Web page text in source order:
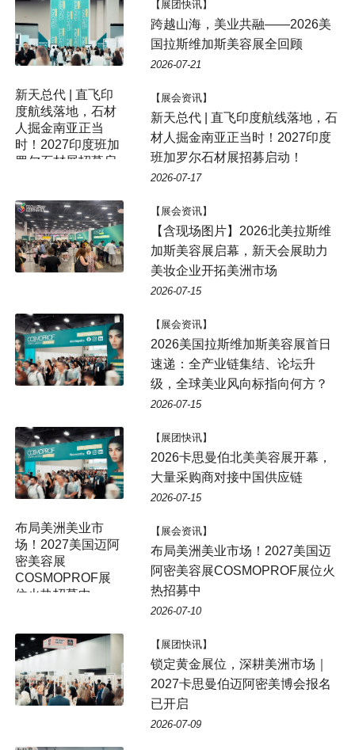
【展团快讯】
跨越山海，美业共融——2026美
国拉斯维加斯美容展全回顾
2026-07-21
新天总代 | 直飞印
度航线落地，石材
人掘金南亚正当
时！2027印度班加
罗尔石材展招募启
【展会资讯】
新天总代 | 直飞印度航线落地，石
材人掘金南亚正当时！2027印度
班加罗尔石材展招募启动！
2026-07-17
【展会资讯】
【含现场图片】2026北美拉斯维
加斯美容展启幕，新天会展助力
美妆企业开拓美洲市场
2026-07-15
【展会资讯】
2026美国拉斯维加斯美容展首日
速递：全产业链集结、论坛升
级，全球美业风向标指向何方？
2026-07-15
【展团快讯】
2026卡思曼伯北美美容展开幕，
大量采购商对接中国供应链
2026-07-15
布局美洲美业市
场！2027美国迈阿
密美容展
COSMOPROF展
位火热招募中
【展会资讯】
布局美洲美业市场！2027美国迈
阿密美容展COSMOPROF展位火
热招募中
2026-07-10
【展团快讯】
锁定黄金展位，深耕美洲市场｜
2027卡思曼伯迈阿密美博会报名
已开启
2026-07-09